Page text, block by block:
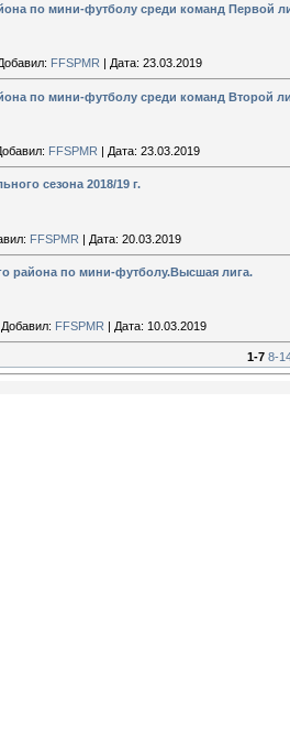
по мини-футболу среди команд Первой
FFSPMR Дата: 23.03.2019
по мини-футболу среди команд Второй
FFSPMR | Дата: 23.03.2019
сезона 2018/19 г.
FFSPMR | Дата: 20.03.2019
района по мини-футболу.Высшая лига.
Добавил: FFSPMR | Дата: 10.03.2019
1-7 8-